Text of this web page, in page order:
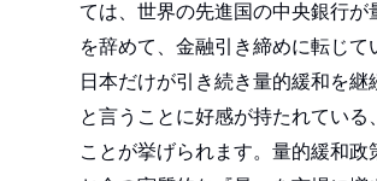
ては、世界の先進国の中央銀行が
を辞めて、金融引き締めに転じて
日本だけが引き続き量的緩和を継
と言うことに好感が持たれている
ことが挙げられます。量的緩和政